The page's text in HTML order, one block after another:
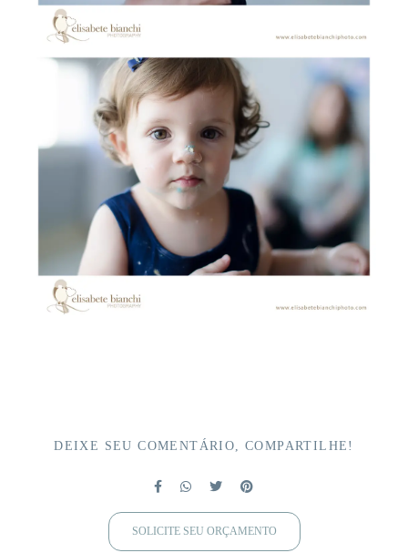
DEIXE SEU COMENTÁRIO, COMPARTILHE!
SOLICITE SEU ORÇAMENTO